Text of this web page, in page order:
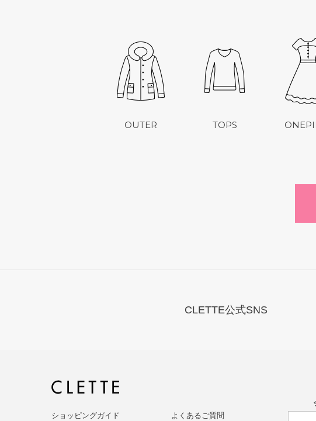
OUTER TOPS
CLETTE公式SNS
ショッピングガイド よくあるご質問